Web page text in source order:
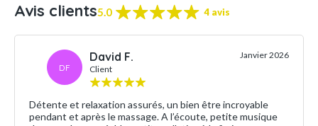
Avis clients5.0 4 avis
DF
David F.
Client
Janvier 2026
Détente et relaxation assurés, un bien être incroyable
pendant et après le massage. A l’écoute, petite musique